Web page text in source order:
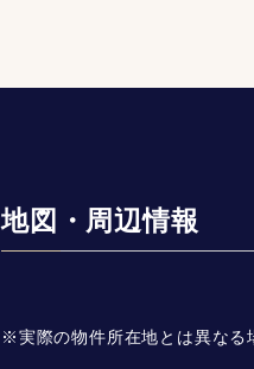
地図・周辺情報
※実際の物件所在地とは異なる